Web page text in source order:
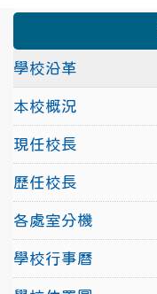
學校沿革
本校概況
現任校長
歷任校長
各處室分機
學校行事曆